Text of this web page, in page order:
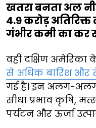
खतरा बनता अल
4.9 करोड़
गंभीर कमी का कर
वहीं दक्षिण अमेरिका
से अधिक बारिश और
गई है। इन अलग-अलग
सीधा प्रभाव कृषि,
पर्यटन और ऊर्जा